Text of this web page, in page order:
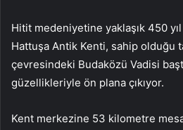
Hitit medeniyetine yaklaşık 450
Hattuşa Antik Kenti, sahip olduğu
çevresindeki Budaközü Vadisi
güzellikleriyle ön plana çıkıyor.
Kent merkezine 53 kilometre